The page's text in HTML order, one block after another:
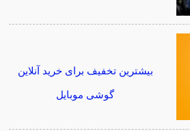
بیشترین تخفیف برای خرید آنلاین
گوشی موبایل